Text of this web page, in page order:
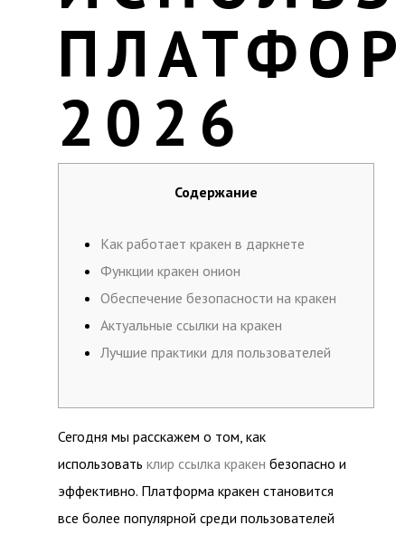
2026
Содержание
Как работает кракен в даркнете
Функции кракен онион
Обеспечение безопасности на кракен
Актуальные ссылки на кракен
Лучшие практики для пользователей
Сегодня мы расскажем о том, как
использовать клир ссылка кракен безопасно и
эффективно. Платформа кракен становится
все более популярной среди пользователей